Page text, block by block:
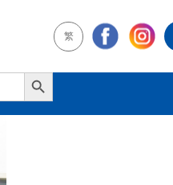
繁
Search Button